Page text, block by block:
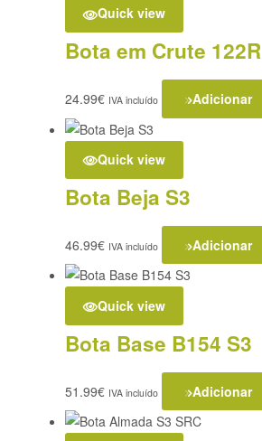
Quick view
Bota em Crute 122R
24.99€ IVA incluído Adicionar
Quick view
Bota Beja S3
46.99€ IVA incluído Adicionar
Quick view
Bota Base B154 S3
51.99€ IVA incluído Adicionar